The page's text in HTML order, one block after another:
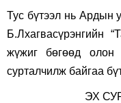
Тус бүтээл нь Ардын
Б.Лхагвасүрэнгийн
жүжиг бөгөөд олон
сурталчилж байгаа
ЭХ